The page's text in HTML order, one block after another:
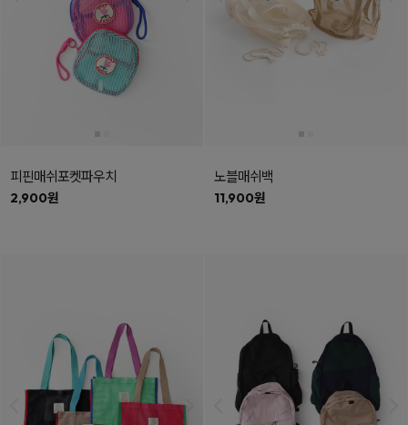
피핀매쉬포켓파우치
2,900원
노블매쉬백
11,900원